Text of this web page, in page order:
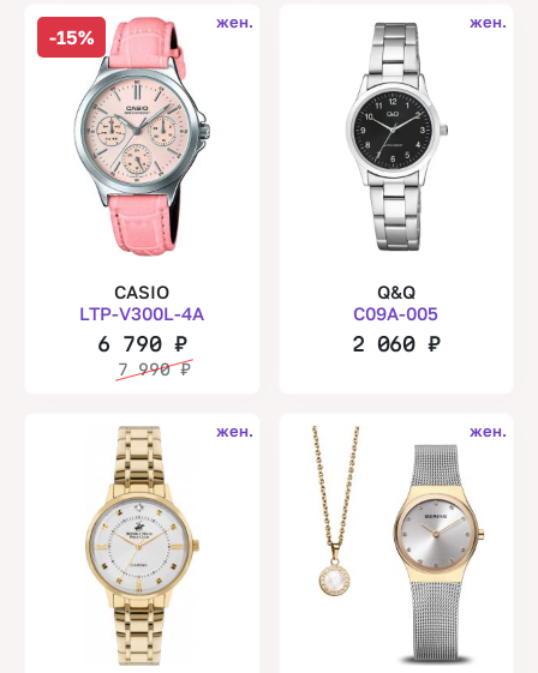
-15%
жен.
CASIO
LTP-V300L-4A
6 790 ₽
7 990₽
жен.
Q&Q
C09A-005
2 060₽
жен. жен.